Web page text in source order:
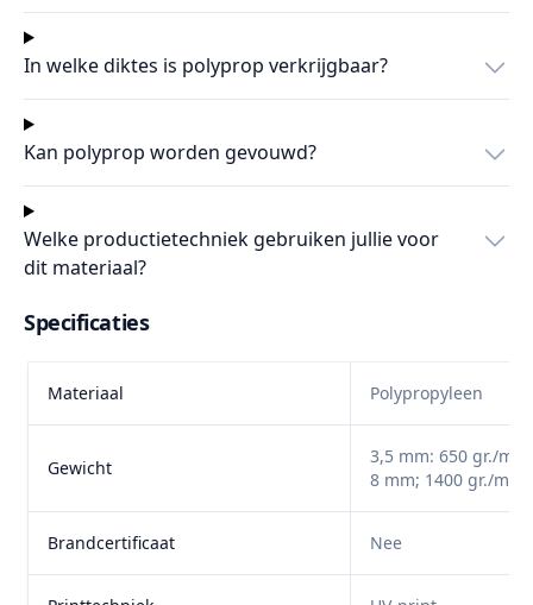
In welke diktes is polyprop verkrijgbaar?
Kan polyprop worden gevouwd?
Welke productietechniek gebruiken jullie voor
dit materiaal?
Specificaties
Materiaal Polypropyleen
Gewicht
3,5 mm: 650 gr./m²
8 mm; 1400 gr./m²
Brandcertificaat Nee